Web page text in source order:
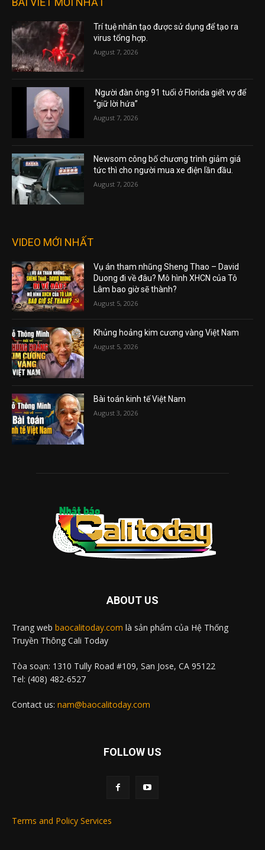
Trí tuệ nhân tạo được sử dụng để tạo ra
virus tổng hợp.
August 7, 2026
Người đàn ông 91 tuổi ở Florida giết vợ để
“giữ lời hứa”
August 7, 2026
Newsom công bố chương trình giảm giá
tức thì cho người mua xe điện lần đầu.
August 7, 2026
VIDEO MỚI NHẤT
Vụ án tham nhũng Sheng Thao – David
Duong đi về đâu? Mô hình XHCN của Tô
Lâm bao giờ sẽ thành?
August 5, 2026
Khủng hoảng kim cương vàng Việt Nam
August 5, 2026
Bài toán kinh tế Việt Nam
August 3, 2026
ABOUT US
Trang web baocalitoday.com là sản phẩm của Hệ Thống
Truyền Thông Cali Today
Tòa soạn: 1310 Tully Road #109, San Jose, CA 95122
Tel: (408) 482-6527
Contact us: nam@baocalitoday.com
FOLLOW US
Terms and Policy Services